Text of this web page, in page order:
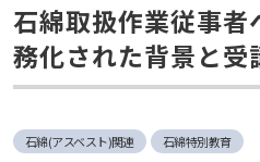
石綿取扱作業従事
務化された背景と受
石綿(アスベスト)関連 石綿特別教育